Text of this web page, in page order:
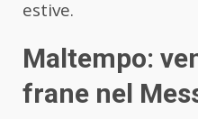
estive.
Maltempo:
frane nel